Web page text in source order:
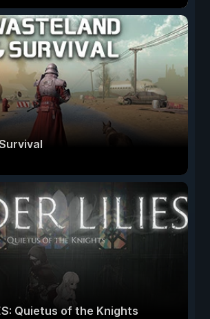
Quietus of the Knights